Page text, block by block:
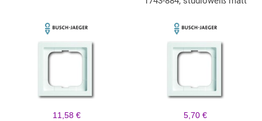
11,58 € 5,70 €